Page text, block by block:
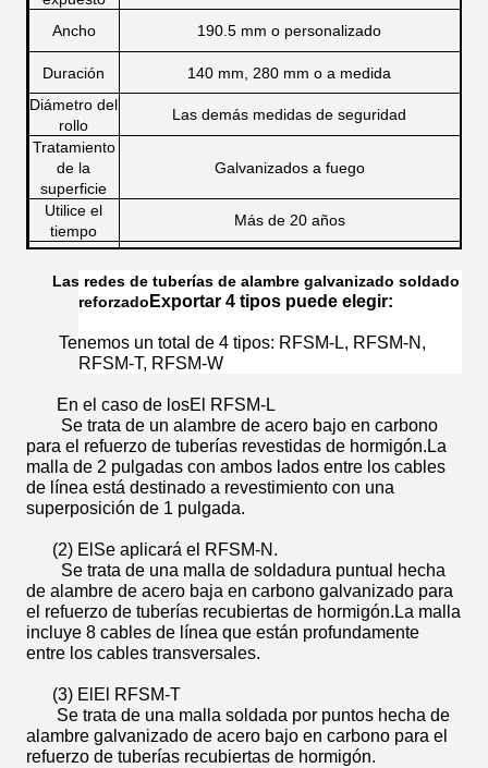
Ancho
190.5 mm o personalizado
Duración
140 mm, 280 mm o a medida
Diámetro del
rollo
Las demás medidas de seguridad
Tratamiento
de la
superficie
Galvanizados a fuego
Utilice el
tiempo
Más de 20 años
Capacidad
de
suministro
2000 metros cuadrados por semana
Las redes de tuberías de alambre galvanizado soldado
reforzado Exportar 4 tipos puede elegir:
Tenemos un total de 4 tipos: RFSM-L, RFSM-N,
RFSM-T, RFSM-W
En el caso de losEl RFSM-L
Se trata de un alambre de acero bajo en carbono
para el refuerzo de tuberías revestidas de hormigón.La
malla de 2 pulgadas con ambos lados entre los cables
de línea está destinado a revestimiento con una
superposición de 1 pulgada.
(2) El Se aplicará el RFSM-N.
Se trata de una malla de soldadura puntual hecha
de alambre de acero baja en carbono galvanizado para
el refuerzo de tuberías recubiertas de hormigón.La malla
incluye 8 cables de línea que están profundamente
entre los cables transversales.
(3) El El RFSM-T
Se trata de una malla soldada por puntos hecha de
alambre galvanizado de acero bajo en carbono para el
refuerzo de tuberías recubiertas de hormigón.